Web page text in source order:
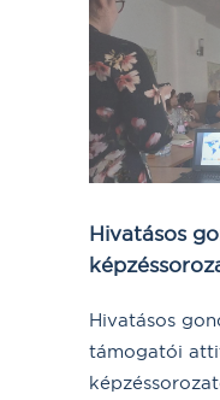
Hivatásos
Hivatásos
támogatói